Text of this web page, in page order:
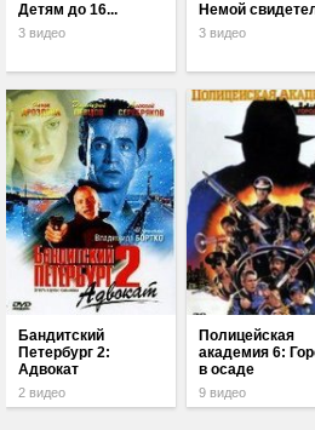
Детям до 16...
3 видео
Немой
3 видео
Бандитский
Петербург 2:
Адвокат
2 видео
Полицейская
академия 6:
в осаде
9 видео